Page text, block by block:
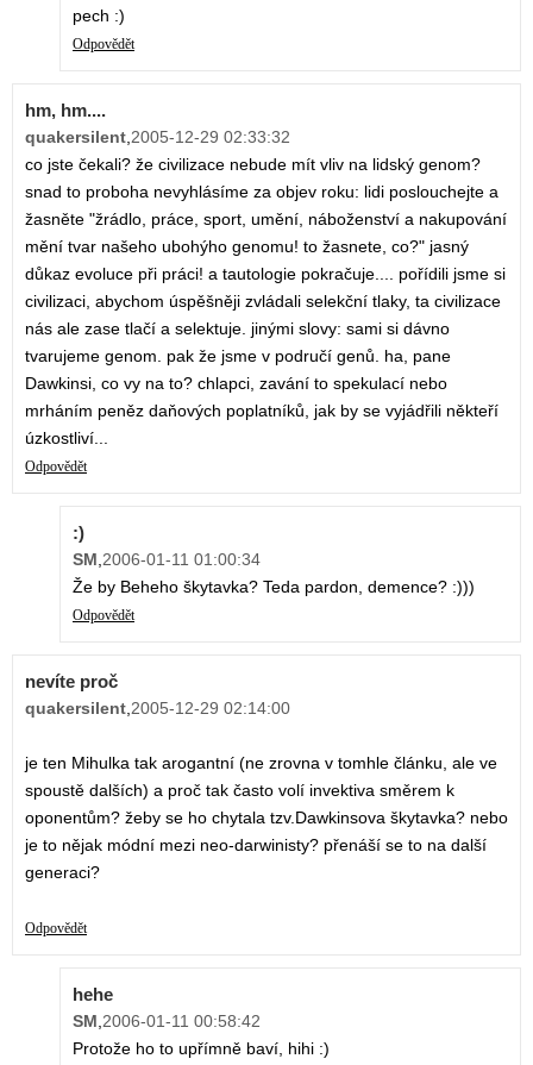
pech :)
Odpovědět
hm, hm....
quakersilent,2005-12-29 02:33:32
co jste čekali? že civilizace nebude mít vliv na lidský genom?
snad to proboha nevyhlásíme za objev roku: lidi poslouchejte a
žasněte "žrádlo, práce, sport, umění, náboženství a nakupování
mění tvar našeho ubohýho genomu! to žasnete, co?" jasný
důkaz evoluce při práci! a tautologie pokračuje.... pořídili jsme si
civilizaci, abychom úspěšněji zvládali selekční tlaky, ta civilizace
nás ale zase tlačí a selektuje. jinými slovy: sami si dávno
tvarujeme genom. pak že jsme v područí genů. ha, pane
Dawkinsi, co vy na to? chlapci, zavání to spekulací nebo
mrháním peněz daňových poplatníků, jak by se vyjádřili někteří
úzkostliví...
Odpovědět
:)
SM,2006-01-11 01:00:34
Že by Beheho škytavka? Teda pardon, demence? :)))
Odpovědět
nevíte proč
quakersilent,2005-12-29 02:14:00
je ten Mihulka tak arogantní (ne zrovna v tomhle článku, ale ve
spoustě dalších) a proč tak často volí invektiva směrem k
oponentům? žeby se ho chytala tzv.Dawkinsova škytavka? nebo
je to nějak módní mezi neo-darwinisty? přenáší se to na další
generaci?
Odpovědět
hehe
SM,2006-01-11 00:58:42
Protože ho to upřímně baví, hihi :)